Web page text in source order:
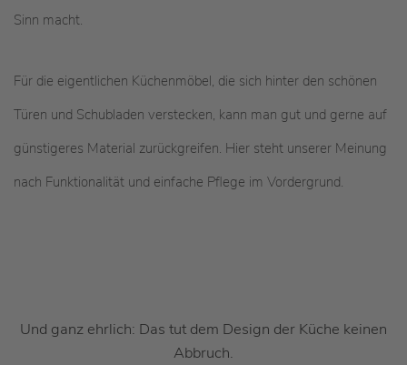
Sinn macht.
Für die eigentlichen Küchenmöbel, die sich hinter den schönen
Türen und Schubladen verstecken, kann man gut und gerne auf
günstigeres Material zurückgreifen. Hier steht unserer Meinung
nach Funktionalität und einfache Pflege im Vordergrund.
Und ganz ehrlich: Das tut dem Design der Küche keinen
Abbruch.